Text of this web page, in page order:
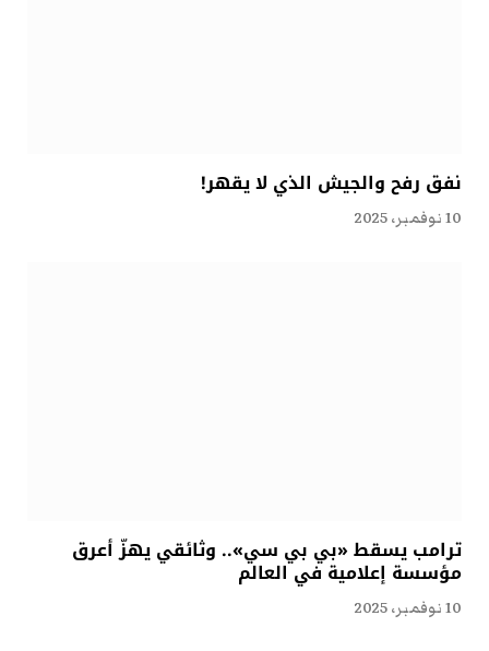
نفق رفح والجيش الذي لا يقهر!
10 نوفمبر، 2025
ترامب يسقط «بي بي سي».. وثائقي يهزّ أعرق
مؤسسة إعلامية في العالم
10 نوفمبر، 2025